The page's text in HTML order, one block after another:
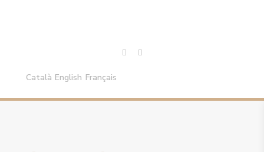
Català English Français